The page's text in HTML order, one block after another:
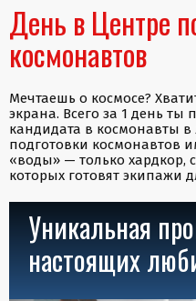
День в Центре
космонавтов
Мечтаешь о космосе?
экрана. Всего за 1 день
кандидата в космонавты
подготовки космонавтов
«воды» — только
которых готовят экипажи
Уникальная
настоящих